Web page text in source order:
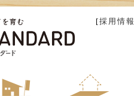
[採用情報